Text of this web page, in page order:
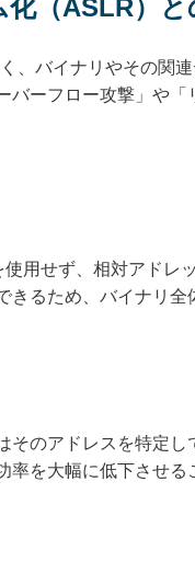
（ASLR）
、バイナリやその関
ーフロー攻撃」や
用せず、相対アドレ
るため、バイナリ全
のアドレスを特定
を大幅に低下させる